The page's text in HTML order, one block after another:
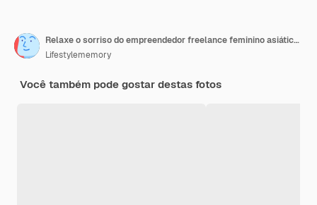
Relaxe o sorriso do empreendedor freelance feminino asiático inteligente atraente de lazer e divirta-se trabalhando com smartphone e laptop no café com conceito de ideias casuais de nômade digital de negócios de cidade borrada
Lifestylememory
Você também pode gostar destas fotos